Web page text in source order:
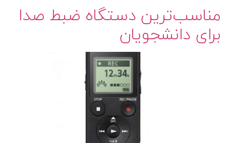
مناسب‌ترین دستگاه ضبط صدا
برای دانشجویان